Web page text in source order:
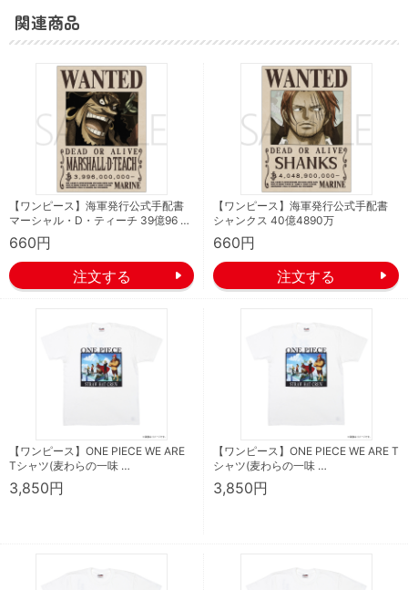
関連商品
【ワンピース】海軍発行公式手配書
マーシャル・D・ティーチ 39億96 …
660円
【ワンピース】海軍発行公式手配書
シャンクス 40億4890万
660円
【ワンピース】ONE PIECE WE ARE
Tシャツ(麦わらの一味 …
3,850円
【ワンピース】ONE PIECE WE ARE T
シャツ(麦わらの一味 …
3,850円